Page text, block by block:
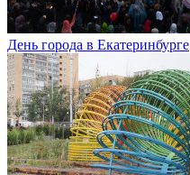
День города в Екатеринбурге